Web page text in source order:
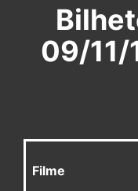
09/11/
Filme